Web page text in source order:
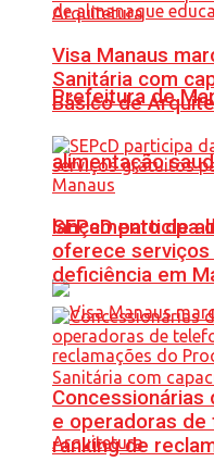
Prefeitura de
alimentação
lançamento de
Visa Manaus
Sanitária com
Básico de
SEPcD participa
oferece
deficiência em
Concessionárias
e operadoras de
ranking de